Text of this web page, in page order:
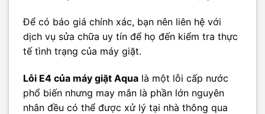
Để có báo giá chính xác, bạn nên liên hệ với
dịch vụ sửa chữa uy tín để họ đến kiểm tra thực
tế tình trạng của máy giặt.
Lỗi E4 của máy giặt Aqua là một lỗi cấp nước
phổ biến nhưng may mắn là phần lớn nguyên
nhân đều có thể được xử lý tại nhà thông qua